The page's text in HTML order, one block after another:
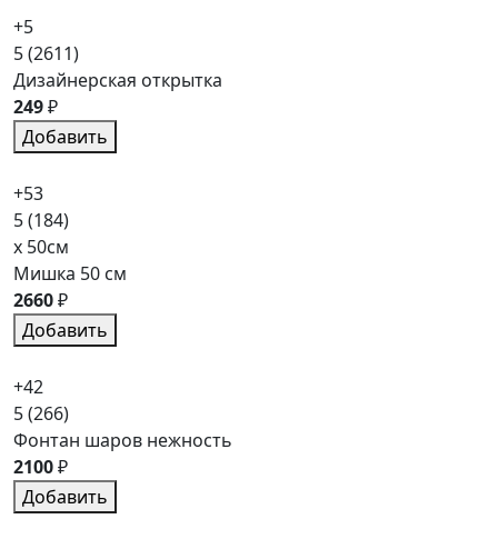
+5
5(2611)
Дизайнерская открытка
249₽
Добавить
+53
5(184)
x 50см
Мишка 50 см
2660₽
Добавить
+42
5(266)
Фонтан шаров нежность
2100₽
Добавить